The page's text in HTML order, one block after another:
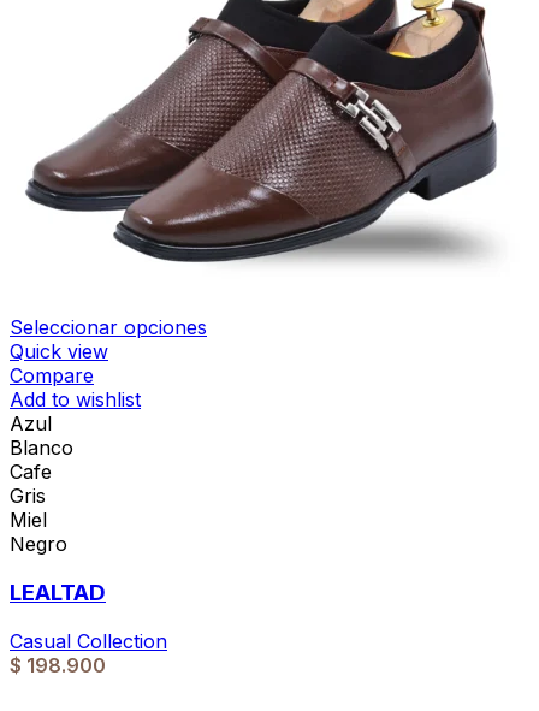
Seleccionar opciones
Quick view
Compare
Add to wishlist
Azul
Blanco
Cafe
Gris
Miel
Negro
LEALTAD
Casual Collection
$ 198.900